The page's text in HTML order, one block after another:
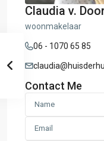
Claudia v.
woonmakelaar
06 - 1070 65 85
Contact Me